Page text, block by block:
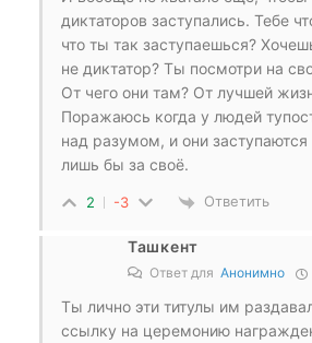
диктаторов заступались. Тебе
что ты так заступаешься?
не диктатор? Ты посмотри на
От чего они там? От лучшей
Поражаюсь когда у людей
над разумом, и они заступаются
лишь бы за своё.
2 -3 Ответить
Ташкент
Ответ для Анонимно
Ты лично эти титулы им
ссылку на церемонию